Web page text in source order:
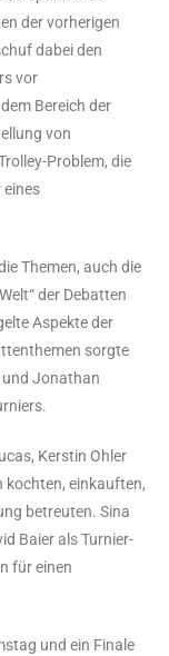
der vorherigen
dabei den
vor
Bereich der
von
Problem, die
eines
Themen, auch die
der Debatten
Aspekte der
sorgte
und Jonathan
Kerstin Ohler
kochten, einkauften,
betreuten. Sina
Baier als Turnier-
für einen
und ein Finale